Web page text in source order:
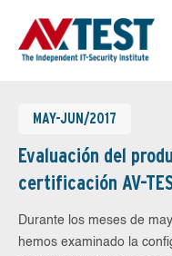
MAY-JUN/2017
Evaluación del
certificación AV-
Durante los meses de
hemos examinado la